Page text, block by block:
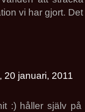
vi har gjort.
20 januari, 2011
:) håller själv